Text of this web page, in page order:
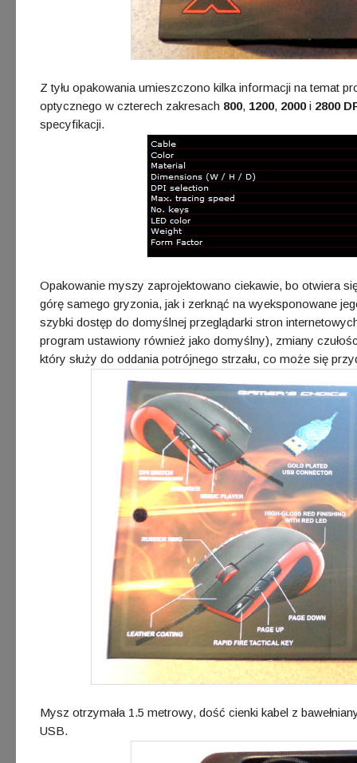
Z tyłu opakowania umieszczono kilka informacji na temat
optycznego w czterech zakresach 800, 1200, 2000i 2800
specyfikacji.
Opakowanie myszy zaprojektowano ciekawie, bo otwiera
górę samego gryzonia, jak i zerknąć na wyeksponowane
szybki dostęp do domyślnej przeglądarki stron
program ustawiony również jako domyślny), zmiany
który służy do oddania potrójnego strzału, co może się
Mysz otrzymała 1.5 metrowy, dość cienki kabel z
USB.